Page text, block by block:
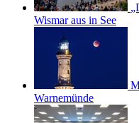
Wismar aus in See
Warnemünde